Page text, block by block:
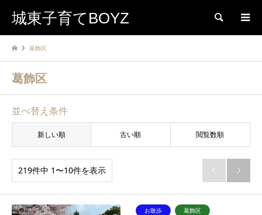
城東子育てBOYZ 検索
葛飾区
葛飾区
並べ替え条件
新しい順 古い順 閲覧数順
219件中 1〜10件を表示  
お散歩
葛飾区